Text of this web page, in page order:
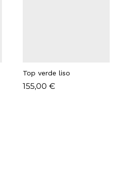
Top verde liso
155,00 €
155,00 €